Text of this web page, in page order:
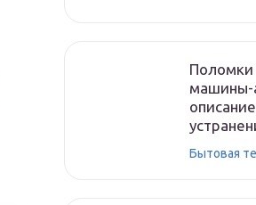
Поломки
машины-
Бытовая